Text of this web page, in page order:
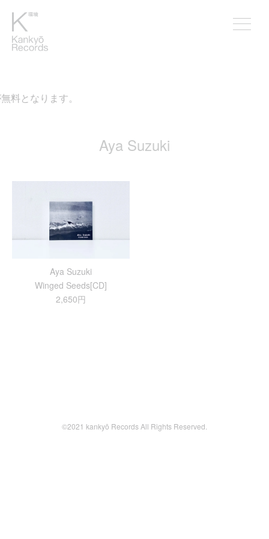
料となります。
Aya Suzuki
Aya Suzuki
Winged Seeds[CD]
2,650円
©2021 kankyō Records All Rights Reserved.